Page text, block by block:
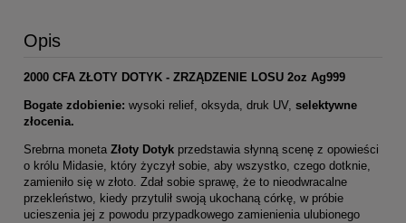
Opis
2000 CFA ZŁOTY DOTYK - ZRZĄDZENIE LOSU 2oz Ag999
Bogate zdobienie: wysoki relief, oksyda, druk UV, selektywne
złocenia.
Srebrna moneta Złoty Dotyk przedstawia słynną scenę z opowieści
o królu Midasie, który życzył sobie, aby wszystko, czego dotknie,
zamieniło się w złoto. Zdał sobie sprawę, że to nieodwracalne
przekleństwo, kiedy przytulił swoją ukochaną córkę, w próbie
ucieszenia jej z powodu przypadkowego zamienienia ulubionego